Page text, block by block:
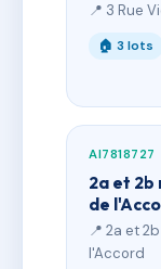
📍 3 Rue
🏠 3 lots
AI7818727
2a et 2b
de
📍 2a et
l'Accord